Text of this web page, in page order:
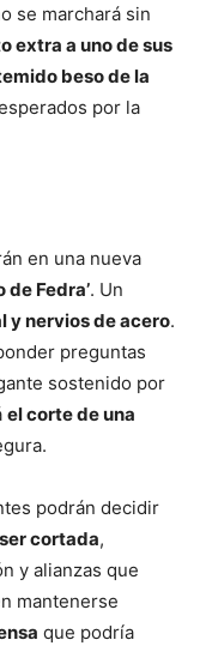
se marchará sin
extra a uno de sus
beso de la
por la
en una nueva
de Fedra’. Un
y nervios de acero.
preguntas
sostenido por
el corte de una
podrán decidir
cortada,
y alianzas que
mantenerse
que podría